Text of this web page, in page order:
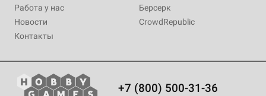
Работа у нас
Новости
Контакты
Берсерк
CrowdRepublic
+7 (800) 500-31-36